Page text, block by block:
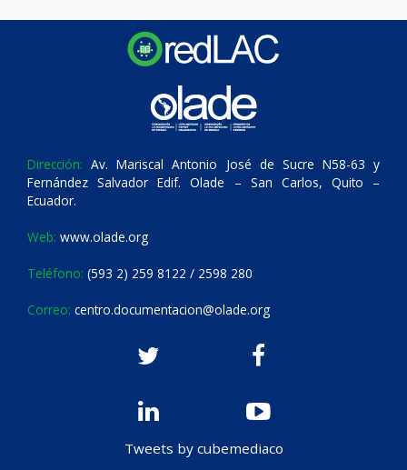
Dirección: Av. Mariscal Antonio José de Sucre N58-63 y
Fernández Salvador Edif. Olade – San Carlos, Quito –
Ecuador.
Web: www.olade.org
Teléfono: (593 2) 259 8122 / 2598 280
Correo: centro.documentacion@olade.org
Tweets by cubemediaco